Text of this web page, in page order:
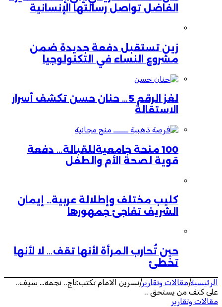
الفاضل تواصل رسالتها الإنسانية
زين تستقبل دفعة جديدة ضمن
مشروع النساء في التكنولوجيا
لغز الرقم 5… حنان حسن تكشف أسرار
الاستقالة
100 منحة جامعيةللقبالة… دفعة
قوية لصحة الأم والطفل
كليب مختلف وإطلالة عربية.. إيمان
الشريف تفاجئ جمهورها
حين تُحارب المرأة لأنها تقف… لا لأنها
تخطئ
الرئيسية|مقالات وتقارير|نسرين الامام تكتب:تاج.. نجمه… سيف..
على كتف من يستحق ..
مقالات وتقارير